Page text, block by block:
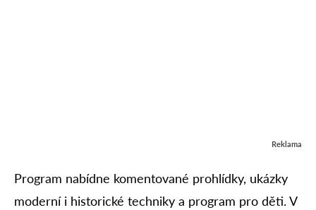
Reklama
Program nabídne komentované prohlídky, ukázky
moderní i historické techniky a program pro děti. V